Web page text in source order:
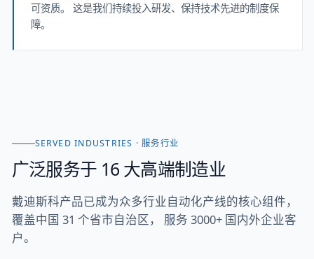
可资质。 这是我们持续投入研发、保持技术先进的制度保
障。
SERVED INDUSTRIES · 服务行业
广泛服务于 16 大高端制造业
戴迪斯科产品已成为众多行业自动化产线的核心组件，
覆盖中国 31 个省市自治区， 服务 3000+ 国内外企业客
户。